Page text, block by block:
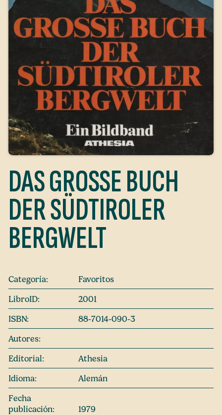
DAS GROSSE BUCH
DER SÜDTIROLER
BERGWELT
Categoría:
Favoritos
LibroID:
2001
ISBN:
88-7014-090-3
Autores:
Editorial:
Athesia
Idioma:
Alemán
Fecha
publicación:
1979